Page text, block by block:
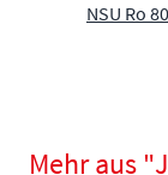
NSU Ro 80
Mehr aus